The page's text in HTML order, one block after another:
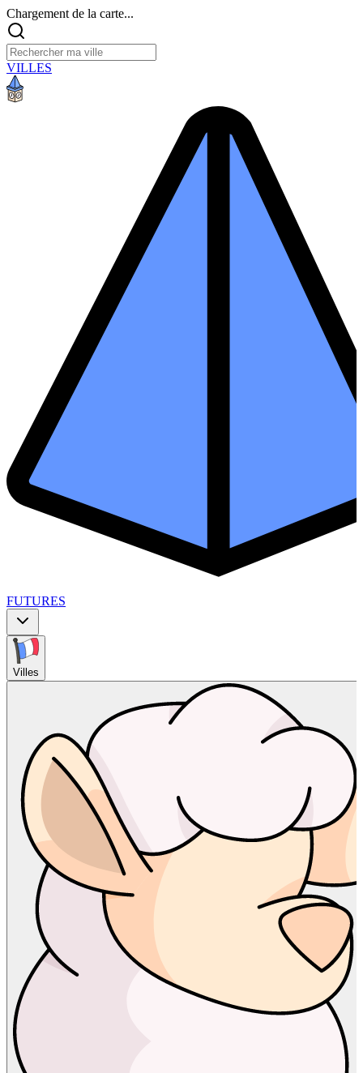
Chargement de la carte...
VILLES
FUTURES
Villes